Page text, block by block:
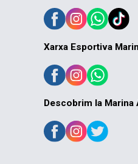
Xarxa Esportiva
Descobrim la Marina